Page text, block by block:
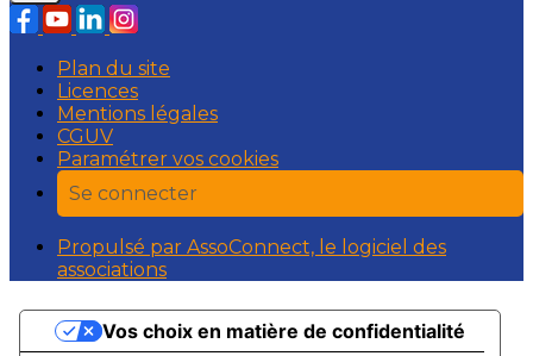
Plan du site
Licences
Mentions légales
CGUV
Paramétrer vos cookies
Se connecter
Propulsé par AssoConnect, le logiciel des
associations
Vos choix en matière de confidentialité